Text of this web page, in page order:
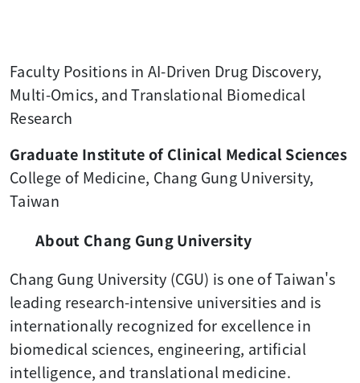
Faculty Positions in AI-Driven Drug Discovery,
Multi-Omics, and Translational Biomedical
Research
Graduate Institute of Clinical Medical Sciences
College of Medicine, Chang Gung University,
Taiwan
About Chang Gung University
Chang Gung University (CGU) is one of Taiwan's
leading research-intensive universities and is
internationally recognized for excellence in
biomedical sciences, engineering, artificial
intelligence, and translational medicine.